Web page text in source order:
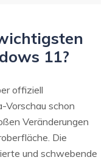
11?
offiziell
schon
Veränderungen
Die
und schwebende